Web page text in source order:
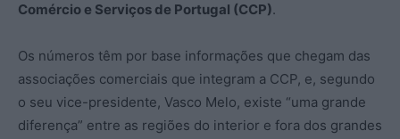
Comércio e Serviços de Portugal (CCP).
Os números têm por base informações que chegam das
associações comerciais que integram a CCP, e, segundo
o seu vice-presidente, Vasco Melo, existe “uma grande
diferença” entre as regiões do interior e fora dos grandes